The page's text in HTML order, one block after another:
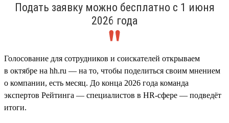
Подать заявку можно бесплатно с 1 июня
2026 года
Голосование для сотрудников и соискателей открываем
в октябре на hh.ru — на то, чтобы поделиться своим мнением
о компании, есть месяц. До конца 2026 года команда
экспертов Рейтинга — специалистов в HR-сфере — подведёт
итоги.